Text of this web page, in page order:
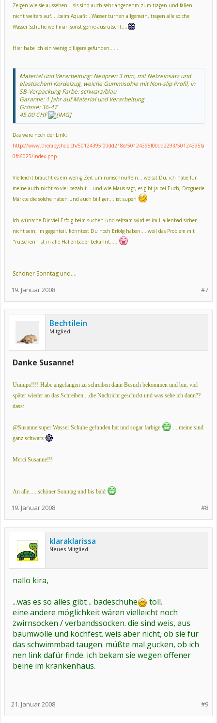
Zeigen wie sie aussehen….sis sind auch sehr angenehm zum tragen und fallen
nicht weiters auf…..beim Aquafit…Wasser turnen allgemein, tragen alle solche
Wasser Schuhe weil man sonst gerne ausrutscht….
Hier habe ich ein wenig billigere gefunden.......
Material und Verarbeitung: Neopren 3 mm, mit Netzeinsatz und
elastischem Kordelzug, weiche Gummisohle mit Non-slip Profil, in
SB-Verpackung Farbe: schwarz/blau
Garantie: 1 Jahr auf Material und Verarbeitung
Grösse: 36-47
45.00 CHF
Das wäre noch der Link:
http://www.therapyshop.ch/50124395f00dd218e/50124395f00dd2293/50124395fa
0fd6025/index.php
Vielleicht braucht es ein wenig Zeit um rumschnüffeln....weisst Du, ich habe für
meine auch nicht so viel bezahlt....und wie Maus sagt, es gibt ja bei Euch, Droguerie
Märkte die solche haben und auch billiger.... ist super!
Ich wünsche Dir viel Erfolg beim suchen und seltsam wird es im Hallenbad sicher
nicht sein, im gegenteil, könntest Du noch Erfolg haben.....weil das Problem mit
"rutschen" ist in alle Hallenbäder bekannt......
Schöner Sonntag und....
#7
19. Januar 2008
Bechtilein
Mitglied
Danke Susanne!
Uuuups!!!! Habe angefangen zu schreiben dann Besuch bekommen und bin, viel
später wieder an das Schreiben....die Nachricht geschickt und was sehe ich dann??
dass:
@Susanne super Wasser Schuhe gefunden hat und sogar farbige
....meine sind
ganz schwarz
Merci Susanne!!!
An alle......schöner Sonntag und bis bald
#8
19. Januar 2008
klaraklarissa
Neues Mitglied
nallo kira,
...was es so alles gibt .. badeschuhe
toll.
eine andere möglichkeit wären vielleicht noch
zwirnsocken / verbandssocken. die sind weis, aus
baumwolle und kochfest. weis aber nicht, ob sie für
das schwimmbad taugen. müßte mal gucken, ob ich
nen link dafür finde. ich bekam sie wegen offener
beine im krankenhaus.
#9
21. Januar 2008